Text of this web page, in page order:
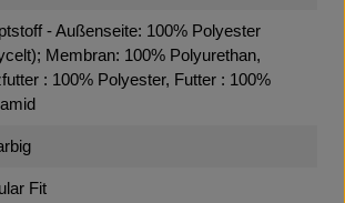
- Außenseite: 100% Polyester
Membran: 100% Polyurethan,
: 100% Polyester, Futter : 100%
Fit